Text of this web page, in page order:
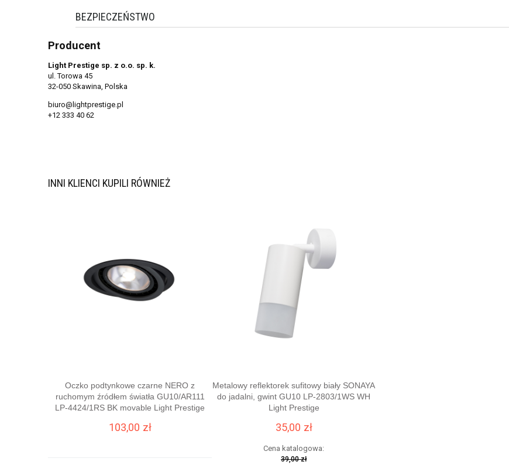
BEZPIECZEŃSTWO
Producent
Light Prestige sp. z o.o. sp. k.
ul. Torowa 45
32-050 Skawina, Polska
biuro@lightprestige.pl
+12 333 40 62
INNI KLIENCI KUPILI RÓWNIEŻ
Oczko podtynkowe czarne NERO z
ruchomym źródłem światła GU10/AR111
LP-4424/1RS BK movable Light Prestige
103,00 zł
Metalowy reflektorek sufitowy biały SONAYA
do jadalni, gwint GU10 LP-2803/1WS WH
Light Prestige
35,00 zł
Cena katalogowa:
39,00 zł